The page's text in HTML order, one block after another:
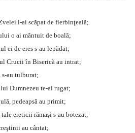
l-ai scăpat de fierbinţeală;
o ai mântuit de boală;
ei de eres s-au lepădat;
Crucii în Biserică au intrat;
s-au tulburat;
Dumnezeu te-ai rugat;
pedeapsă au primit;
ereticii rămaşi s-au botezat;
au cântat;